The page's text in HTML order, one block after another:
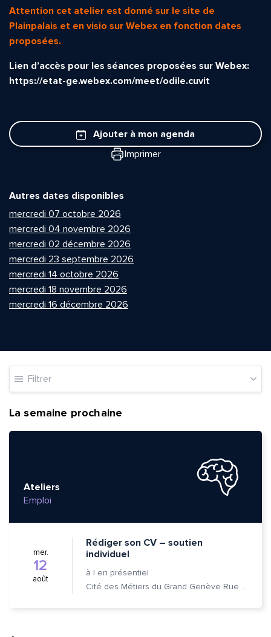
Attention cet atelier est donné sur le site de
Plainpalais et en visio sur Webex en fonction dates
proposées.
Lien d’accès pour les séances proposées sur Webex:
https://etat-ge.webex.com/meet/odile.cuvit
Ajouter à mon agenda
Imprimer
Autres dates disponibles
mercredi 07 octobre 2026
mercredi 04 novembre 2026
mercredi 02 décembre 2026
mercredi 23 septembre 2026
mercredi 14 octobre 2026
mercredi 18 novembre 2026
mercredi 16 décembre 2026
Filtrer
La semaine prochaine
Ateliers
Emploi
mer.
12
août
Rédiger son CV – soutien
individuel
à | en présentiel
Cité des Métiers du Grand Genève Rue Prévost-Martin 6 1205 Genève